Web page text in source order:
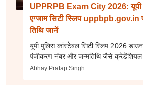
UPPRPB Exam City 2026: यूपी
एग्जाम सिटी स्लिप uppbpb.gov.in पर
तिथि जानें
यूपी पुलिस कांस्टेबल सिटी स्लिप 2026
पंजीकरण नंबर और जन्मतिथि जैसे क्रेडेंशियल
Abhay Pratap Singh